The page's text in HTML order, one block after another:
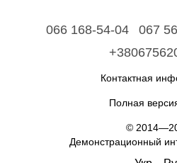
066 168-54-04 067
Контактная
Полная
©
Демонстрационный